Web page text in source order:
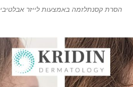
הסרת קסנתלזמה באמצעות לייזר אבלטיבי